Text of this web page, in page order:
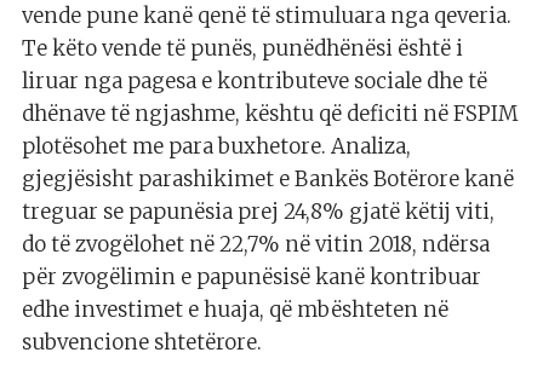
vende pune kanë qenë të stimuluara nga qeveria.
Te këto vende të punës, punëdhënësi është i
liruar nga pagesa e kontributeve sociale dhe të
dhënave të ngjashme, kështu që deficiti në FSPIM
plotësohet me para buxhetore. Аnaliza,
gjegjësisht parashikimet e Bankës Botërore kanë
treguar se papunësia prej 24,8% gjatë këtij viti,
do të zvogëlohet në 22,7% në vitin 2018, ndërsa
për zvogëlimin e papunësisë kanë kontribuar
edhe investimet e huaja, që mbështeten në
subvencione shtetërore.